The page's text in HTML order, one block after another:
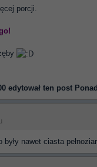
porcji.
edytował ten post
były nawet ciasta